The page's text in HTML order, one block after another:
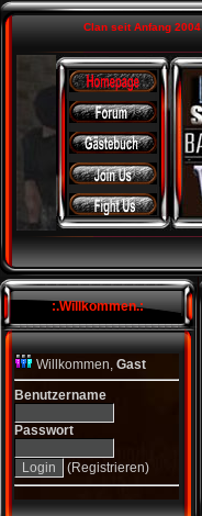
Clan seit Anfang 2004
:.Willkommen.:
Willkommen, Gast
Benutzername
Passwort
(Registrieren)